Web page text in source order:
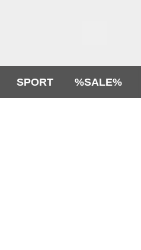
SPORT %SALE%